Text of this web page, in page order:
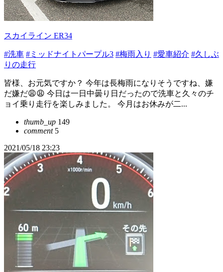
スカイライン ER34
#洗車 #ミッドナイトパープル3 #梅雨入り #愛車紹介 #久しぶ
りの走行
皆様、お元気ですか？ 今年は長梅雨になりそうですね、嫌
だ嫌だ😩😩 今日は一日中曇り日だったので洗車と久々のチ
ョイ乗り走行を楽しみました。 今月はお休みが二...
thumb_up 149
comment5
2021/05/18 23:23